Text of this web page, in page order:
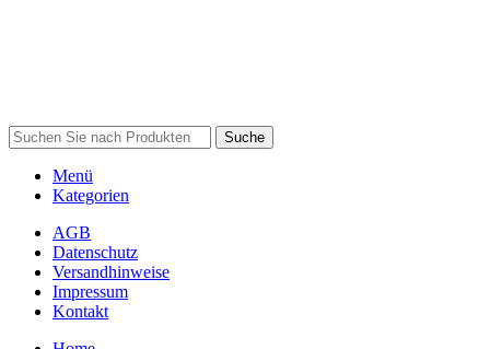
Suche
Menü
Kategorien
AGB
Datenschutz
Versandhinweise
Impressum
Kontakt